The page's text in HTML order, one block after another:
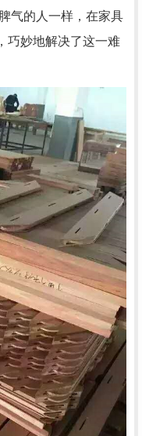
气的人一样，在家具
巧妙地解决了这一难